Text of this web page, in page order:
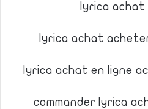
lyrica achat
lyrica achat
lyrica achat en ligne
commander lyrica